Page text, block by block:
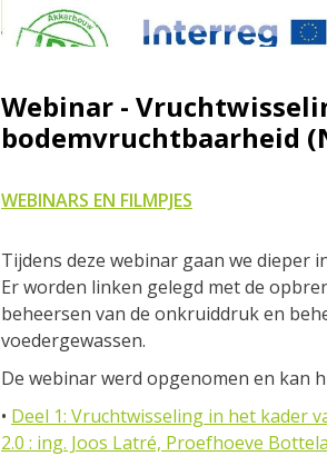
Webinar -
bodemvruchtbaarheid
WEBINARS EN FILMPJES
Tijdens deze webinar gaan we dieper
Er worden linken gelegd met de
beheersen van de onkruiddruk en
voedergewassen.
De webinar werd opgenomen en kan
• Deel 1: Vruchtwisseling in het kader
2.0 : ing. Joos Latré, Proefhoeve